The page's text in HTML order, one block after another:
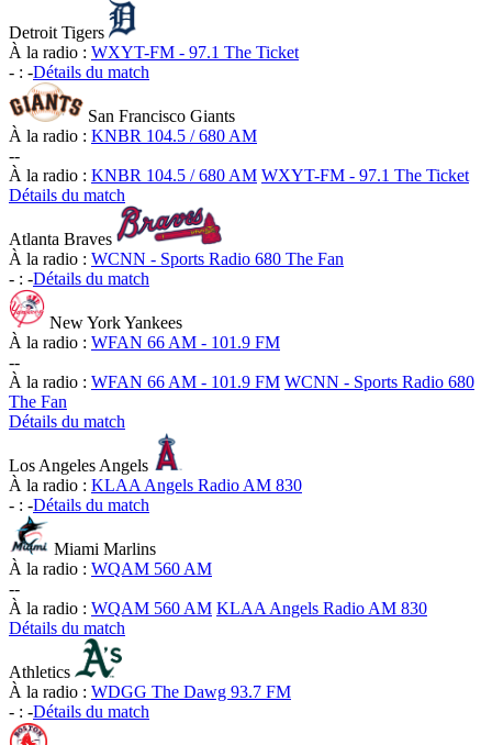
Detroit Tigers
À la radio : WXYT-FM - 97.1 The Ticket
- : -Détails du match
San Francisco Giants
À la radio : KNBR 104.5 / 680 AM
--
À la radio : KNBR 104.5 / 680 AM WXYT-FM - 97.1 The Ticket
Détails du match
Atlanta Braves
À la radio : WCNN - Sports Radio 680 The Fan
- : -Détails du match
New York Yankees
À la radio : WFAN 66 AM - 101.9 FM
--
À la radio : WFAN 66 AM - 101.9 FM WCNN - Sports Radio 680
The Fan
Détails du match
Los Angeles Angels
À la radio : KLAA Angels Radio AM 830
- : -Détails du match
Miami Marlins
À la radio : WQAM 560 AM
--
À la radio : WQAM 560 AM KLAA Angels Radio AM 830
Détails du match
Athletics
À la radio : WDGG The Dawg 93.7 FM
- : -Détails du match